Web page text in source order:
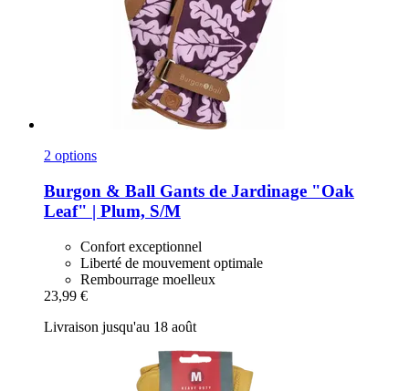
2 options
Burgon & Ball Gants de Jardinage "Oak
Leaf" | Plum, S/M
Confort exceptionnel
Liberté de mouvement optimale
Rembourrage moelleux
23,99 €
Livraison jusqu'au 18 août